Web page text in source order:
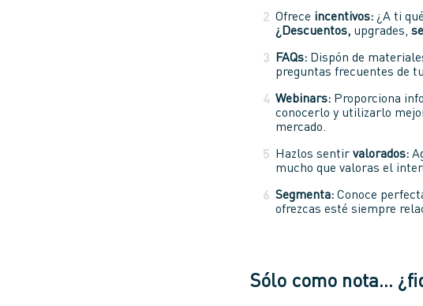
Ofrece incentivos: ¿A ti
¿Descuentos, upgrades,
FAQs: Dispón de
preguntas frecuentes de
Webinars: Proporciona
conocerlo y utilizarlo
mercado.
Hazlos sentirvalorados:
mucho que valoras el
Segmenta: Conoce
ofrezcas esté siempre
Sólo como nota…